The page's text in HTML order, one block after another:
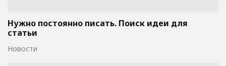
Нужно постоянно писать. Поиск идеи для
статьи
Новости